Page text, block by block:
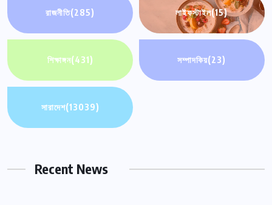
রাজনীতি(285) লাইফস্টাইল(15)
শিক্ষাঙ্গন(431) সম্পাদকিয়(23)
সারাদেশ(13039)
Recent News